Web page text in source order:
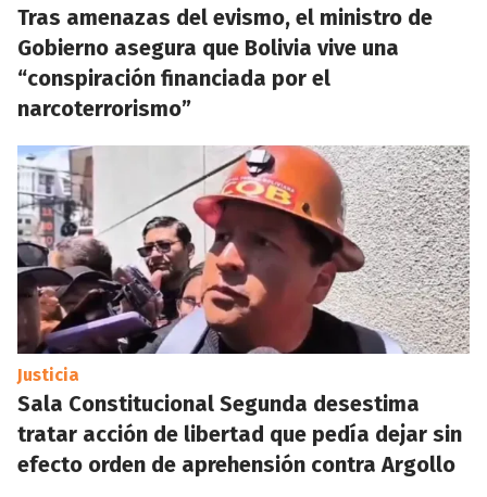
Tras amenazas del evismo, el ministro de
Gobierno asegura que Bolivia vive una
“conspiración financiada por el
narcoterrorismo”
Justicia
Sala Constitucional Segunda desestima
tratar acción de libertad que pedía dejar sin
efecto orden de aprehensión contra Argollo